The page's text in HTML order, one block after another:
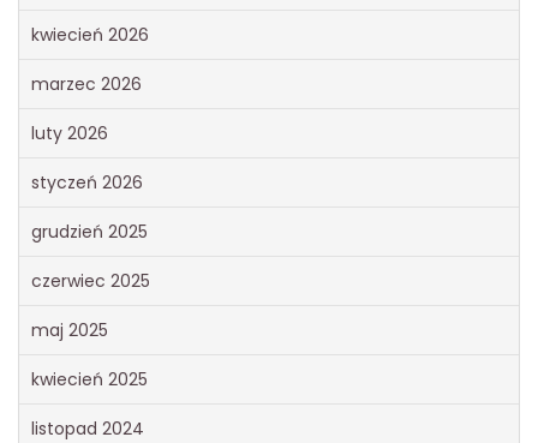
kwiecień 2026
marzec 2026
luty 2026
styczeń 2026
grudzień 2025
czerwiec 2025
maj 2025
kwiecień 2025
listopad 2024